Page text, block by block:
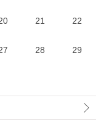
21 22
28 29